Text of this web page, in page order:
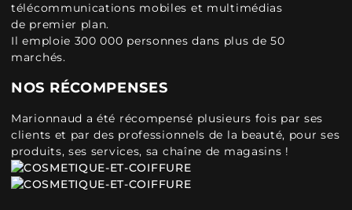
télécommunications mobiles et multimédias
de premier plan.
Il emploie 300 000 personnes dans plus de 50
marchés.
NOS RÉCOMPENSES
Marionnaud a été récompensé plusieurs fois par ses
clients et par des professionnels de la beauté, pour ses
produits, ses services, sa chaîne de magasins !